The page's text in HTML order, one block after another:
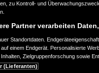
zu Kontroll- und
Partner verarbeiten
Standortdaten.
einem Endgerät. Personalisierte
Zielgruppenforschung sowie
(Lieferanten)